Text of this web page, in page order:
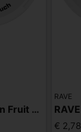
RAVE La Passion Fruit 32.5mg
RAVE
€ 2,78